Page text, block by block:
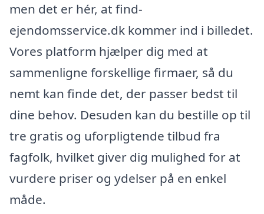
men det er hér, at find-
ejendomsservice.dk kommer ind i billedet.
Vores platform hjælper dig med at
sammenligne forskellige firmaer, så du
nemt kan finde det, der passer bedst til
dine behov. Desuden kan du bestille op til
tre gratis og uforpligtende tilbud fra
fagfolk, hvilket giver dig mulighed for at
vurdere priser og ydelser på en enkel
måde.